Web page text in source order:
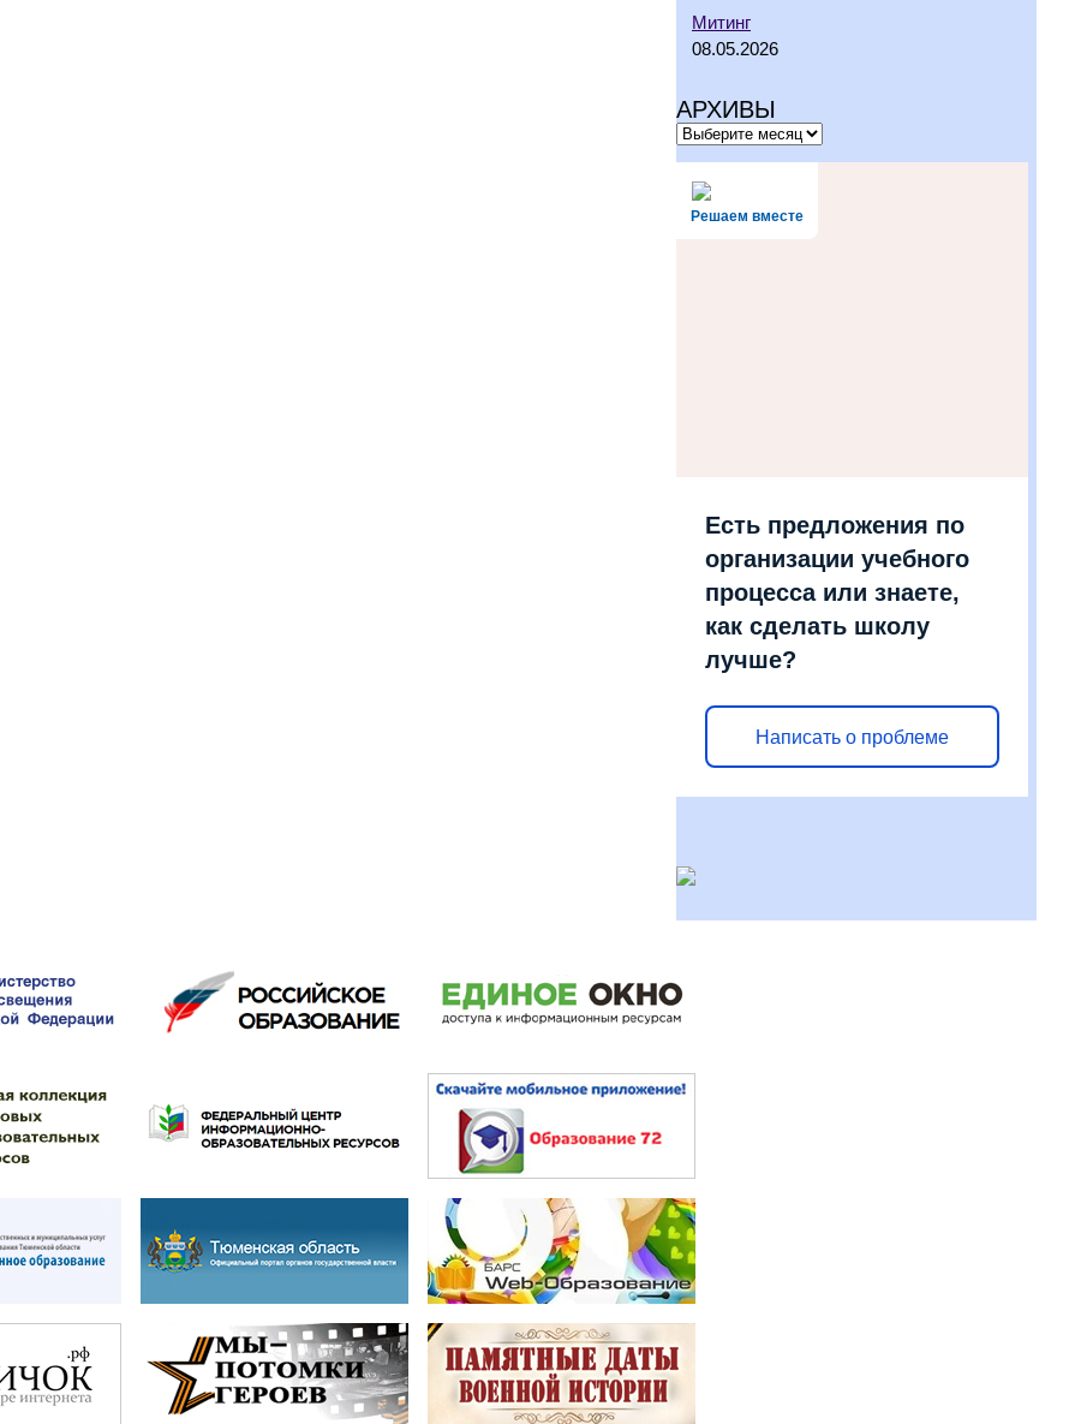
Митинг
08.05.2026
АРХИВЫ
Решаем вместе
Есть предложения по
организации учебного
процесса или знаете,
как сделать школу
лучше?
Написать о проблеме